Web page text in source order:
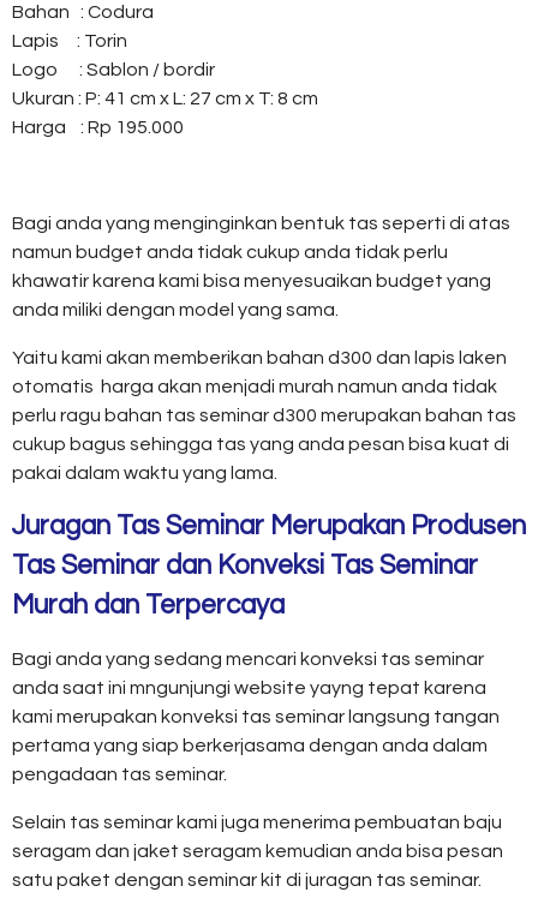
Bahan : Codura
Lapis : Torin
Logo : Sablon / bordir
Ukuran : P: 41 cm x L: 27 cm x T: 8 cm
Harga : Rp 195.000
Bagi anda yang menginginkan bentuk tas seperti di atas
namun budget anda tidak cukup anda tidak perlu
khawatir karena kami bisa menyesuaikan budget yang
anda miliki dengan model yang sama.
Yaitu kami akan memberikan bahan d300 dan lapis laken
otomatis harga akan menjadi murah namun anda tidak
perlu ragu bahan tas seminar d300 merupakan bahan tas
cukup bagus sehingga tas yang anda pesan bisa kuat di
pakai dalam waktu yang lama.
Juragan Tas Seminar Merupakan Produsen
Tas Seminar dan Konveksi Tas Seminar
Murah dan Terpercaya
Bagi anda yang sedang mencari konveksi tas seminar
anda saat ini mngunjungi website yayng tepat karena
kami merupakan konveksi tas seminar langsung tangan
pertama yang siap berkerjasama dengan anda dalam
pengadaan tas seminar.
Selain tas seminar kami juga menerima pembuatan baju
seragam dan jaket seragam kemudian anda bisa pesan
satu paket dengan seminar kit di juragan tas seminar.